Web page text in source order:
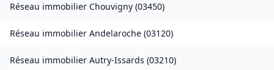
Réseau immobilier Chouvigny (03450)
Réseau immobilier Andelaroche (03120)
Réseau immobilier Autry-Issards (03210)